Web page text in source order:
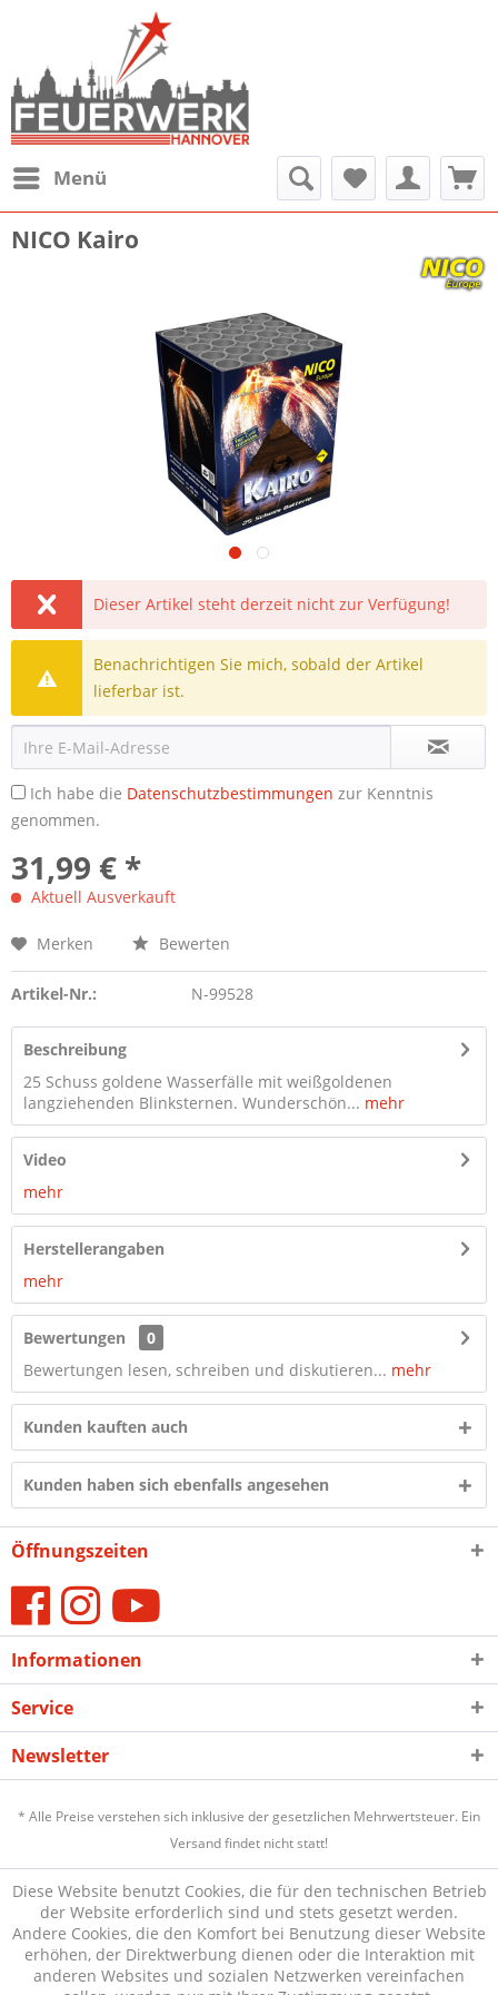
Menü
NICO Kairo
Dieser Artikel steht derzeit nicht zur Verfügung!
Benachrichtigen Sie mich, sobald der Artikel
lieferbar ist.
Ich habe die Datenschutzbestimmungen zur Kenntnis
genommen.
31,99 € *
Aktuell Ausverkauft
Merken Bewerten
Artikel-Nr.: N-99528
Beschreibung
25 Schuss goldene Wasserfälle mit weißgoldenen
langziehenden Blinksternen. Wunderschön... mehr
Video
mehr
Herstellerangaben
mehr
Bewertungen
0
Bewertungen lesen, schreiben und diskutieren... mehr
Kunden kauften auch
Kunden haben sich ebenfalls angesehen
Öffnungszeiten
Informationen
Service
Newsletter
* Alle Preise verstehen sich inklusive der gesetzlichen Mehrwertsteuer. Ein
Versand findet nicht statt!
Diese Website benutzt Cookies, die für den technischen Betrieb
der Website erforderlich sind und stets gesetzt werden.
Andere Cookies, die den Komfort bei Benutzung dieser Website
erhöhen, der Direktwerbung dienen oder die Interaktion mit
anderen Websites und sozialen Netzwerken vereinfachen